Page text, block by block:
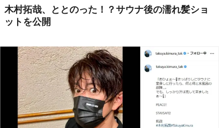
木村拓哉、ととのった！？サウナ後の濡れ髪ショ
ットを公開